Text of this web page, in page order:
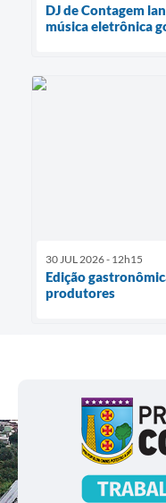
DJ de Contagem
música eletrônica
30 JUL 2026 - 12h15
Edição
produtores